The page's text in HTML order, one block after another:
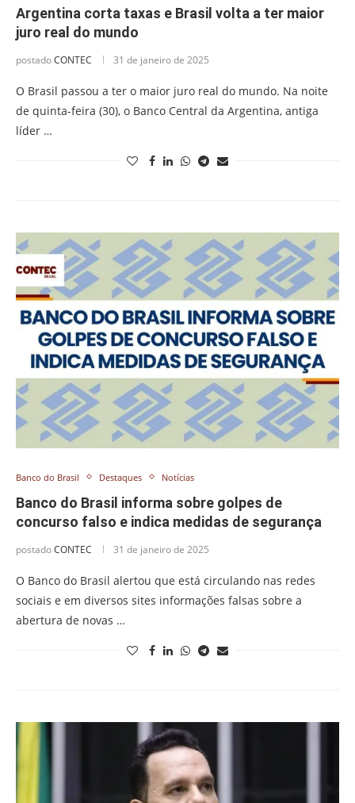
Argentina corta taxas e Brasil volta a ter maior
juro real do mundo
postadoCONTEC 31 de janeiro de 2025
O Brasil passou a ter o maior juro real do mundo. Na noite
de quinta-feira (30), o Banco Central da Argentina, antiga
líder …
Banco do Brasil Destaques Notícias
Banco do Brasil informa sobre golpes de
concurso falso e indica medidas de segurança
postadoCONTEC 31 de janeiro de 2025
O Banco do Brasil alertou que está circulando nas redes
sociais e em diversos sites informações falsas sobre a
abertura de novas …